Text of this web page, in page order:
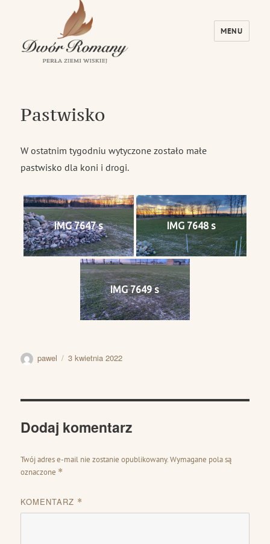
MENU
Pastwisko
W ostatnim tygodniu wytyczone zostało małe
pastwisko dla koni i drogi.
IMG 7647 s IMG 7648 s
IMG 7649 s
Autor
pawel
Data
3 kwietnia 2022
Dodaj komentarz
Twój adres e-mail nie zostanie opublikowany. Wymagane pola są
oznaczone *
KOMENTARZ *